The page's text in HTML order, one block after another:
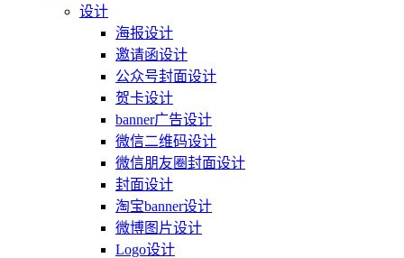
设计
海报设计
邀请函设计
公众号封面设计
贺卡设计
banner广告设计
微信二维码设计
微信朋友圈封面设计
封面设计
淘宝banner设计
微博图片设计
Logo设计